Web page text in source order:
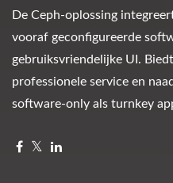
De Ceph-oplossing
vooraf geconfigureerde
gebruiksvriendelijke UI.
professionele service en
software-only als turnkey